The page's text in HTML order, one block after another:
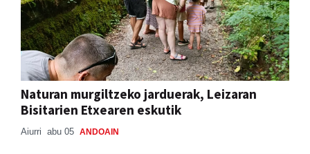
Naturan murgiltzeko jarduerak, Leizaran
Bisitarien Etxearen eskutik
Aiurri abu 05 ANDOAIN